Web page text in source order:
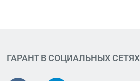
ГАРАНТ В СОЦИАЛЬНЫХ СЕТЯХ